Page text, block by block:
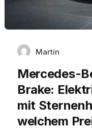
Martin
Mercedes-
Brake:
mit
welchem